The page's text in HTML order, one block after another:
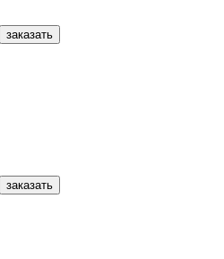
заказать
заказать